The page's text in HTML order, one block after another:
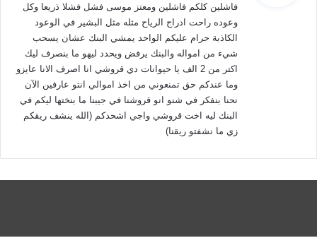
ل
فاشلين كلكم فاشلين ومعتز موسى فشل فشلا ذريعا وكل
وعوده راحت ادراج الرياح مثله مثل البشير في الوعود
الكاذبة حرام عليكم الواحد يمشي البنك عشان يسحب
شيء من امواله والبنك يرفض ويحدد ليهو ما بنصرف ليك
اكتر من 2 الف يا حيوانات دي قروشي انا اصرف الانا عايزو
وما عندكم حق تمنعوني من اخذ اموالي انتو عارفين الآن
نحنا بنفكر في شنو انو قروشنا في جيبنا ما بنختها ليكم في
البنك ليه اخت قروشي واجي اشحدكم (الله ينشف ريقكم
زي ما نشفتو ريقنا)